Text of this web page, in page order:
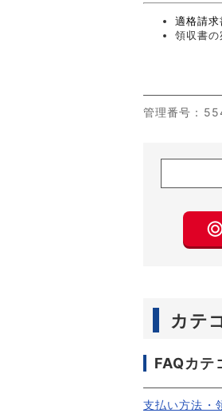
適格請
領収書の
管理番号 ：
カテ
FAQカテ
支払い方法・